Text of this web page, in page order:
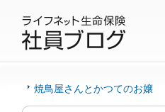
焼鳥屋さんとかつてのお嬢